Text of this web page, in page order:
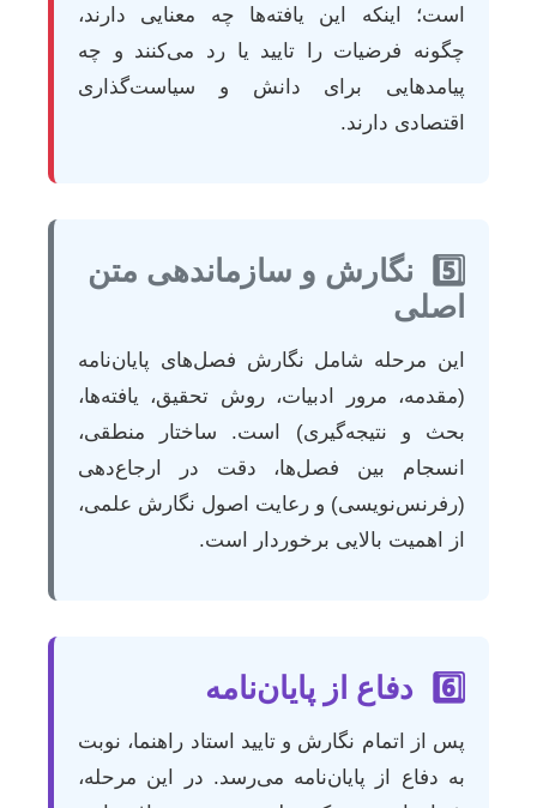
است؛ اینکه این یافته‌ها چه معنایی دارند،
چگونه فرضیات را تایید یا رد می‌کنند و چه
پیامدهایی برای دانش و سیاست‌گذاری
اقتصادی دارند.
5️⃣
نگارش و سازماندهی متن
اصلی
این مرحله شامل نگارش فصل‌های پایان‌نامه
(مقدمه، مرور ادبیات، روش تحقیق، یافته‌ها،
بحث و نتیجه‌گیری) است. ساختار منطقی،
انسجام بین فصل‌ها، دقت در ارجاع‌دهی
(رفرنس‌نویسی) و رعایت اصول نگارش علمی،
از اهمیت بالایی برخوردار است.
6️⃣ دفاع از پایان‌نامه
پس از اتمام نگارش و تایید استاد راهنما، نوبت
به دفاع از پایان‌نامه می‌رسد. در این مرحله،